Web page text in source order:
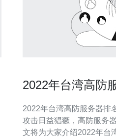
2022年台湾高防
2022年台湾高防服务器排名
攻击日益猖獗，高防服务
文将为大家介绍2022年台